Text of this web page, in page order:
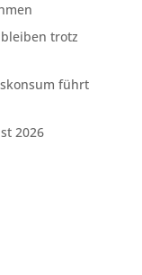
trotz
führt
2026